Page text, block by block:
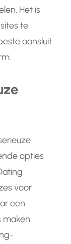
Het is
te
aansluit
opties
voor
een
maken